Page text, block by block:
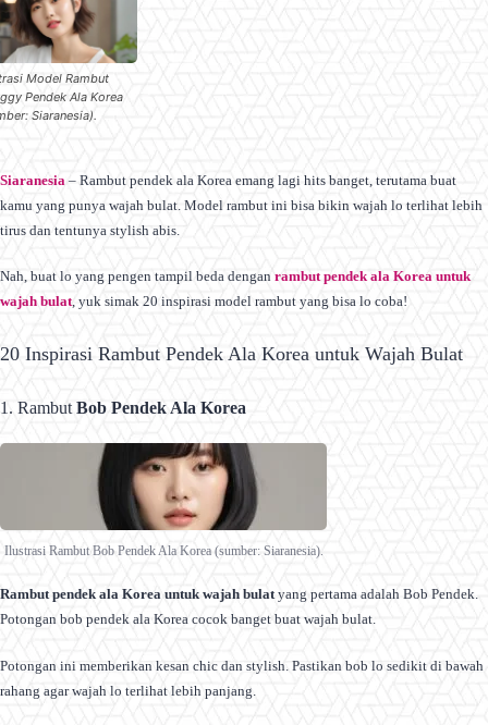
Model Rambut
Pendek Ala Korea
Siaranesia).
Siaranesia – Rambut pendek ala Korea emang lagi hits banget, terutama buat
kamu yang punya wajah bulat. Model rambut ini bisa bikin wajah lo terlihat lebih
tirus dan tentunya stylish abis.
Nah, buat lo yang pengen tampil beda dengan rambut pendek ala Korea untuk
wajah bulat, yuk simak 20 inspirasi model rambut yang bisa lo coba!
20 Inspirasi Rambut Pendek Ala Korea untuk Wajah Bulat
1. Rambut Bob Pendek Ala Korea
Ilustrasi Rambut Bob Pendek Ala Korea (sumber: Siaranesia).
Rambut pendek ala Korea untuk wajah bulatyang pertama adalah Bob Pendek.
Potongan bob pendek ala Korea cocok banget buat wajah bulat.
Potongan ini memberikan kesan chic dan stylish. Pastikan bob lo sedikit di bawah
rahang agar wajah lo terlihat lebih panjang.